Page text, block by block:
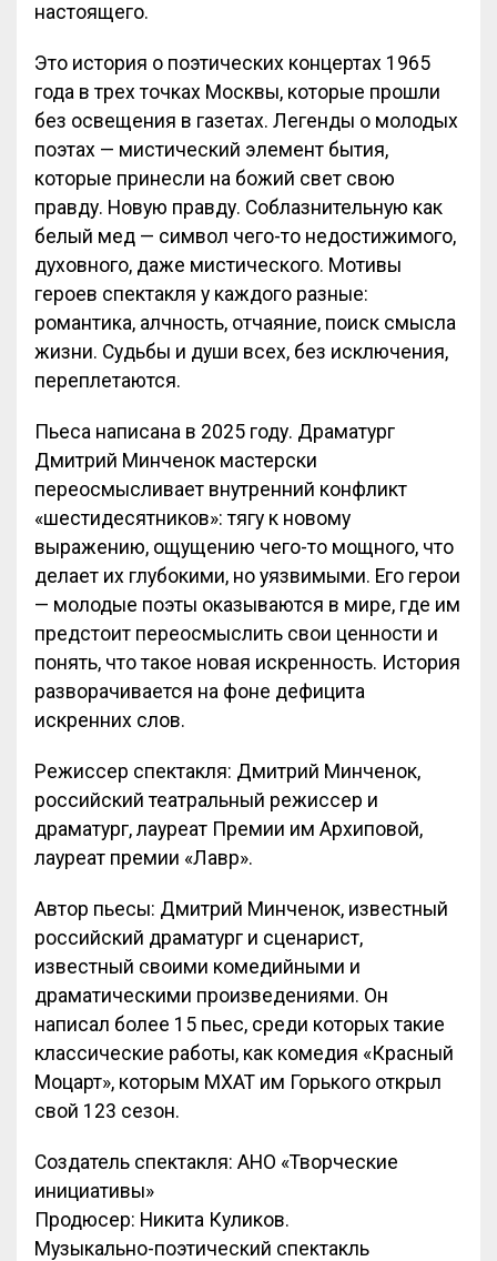
настоящего.
Это история о поэтических концертах 1965
года в трех точках Москвы, которые прошли
без освещения в газетах. Легенды о молодых
поэтах — мистический элемент бытия,
которые принесли на божий свет свою
правду. Новую правду. Соблазнительную как
белый мед — символ чего-то недостижимого,
духовного, даже мистического. Мотивы
героев спектакля у каждого разные:
романтика, алчность, отчаяние, поиск смысла
жизни. Судьбы и души всех, без исключения,
переплетаются.
Пьеса написана в 2025 году. Драматург
Дмитрий Минченок мастерски
переосмысливает внутренний конфликт
«шестидесятников»: тягу к новому
выражению, ощущению чего-то мощного, что
делает их глубокими, но уязвимыми. Его герои
— молодые поэты оказываются в мире, где им
предстоит переосмыслить свои ценности и
понять, что такое новая искренность. История
разворачивается на фоне дефицита
искренних слов.
Режиссер спектакля: Дмитрий Минченок,
российский театральный режиссер и
драматург, лауреат Премии им Архиповой,
лауреат премии «Лавр».
Автор пьесы: Дмитрий Минченок, известный
российский драматург и сценарист,
известный своими комедийными и
драматическими произведениями. Он
написал более 15 пьес, среди которых такие
классические работы, как комедия «Красный
Моцарт», которым МХАТ им Горького открыл
свой 123 сезон.
Создатель спектакля: АНО «Творческие
инициативы»
Продюсер: Никита Куликов.
Музыкально-поэтический спектакль